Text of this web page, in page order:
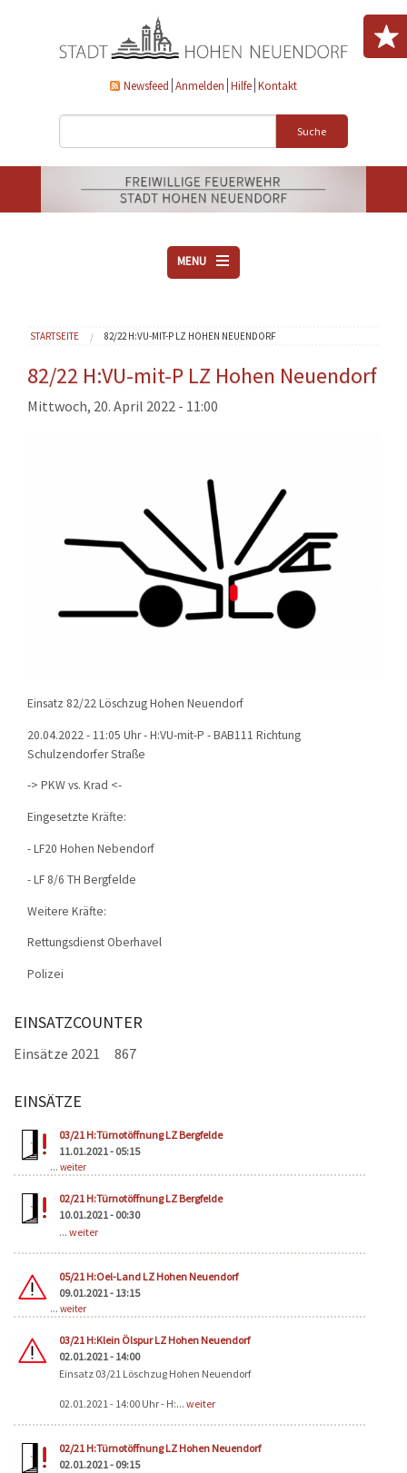
Newsfeed Anmelden Hilfe Kontakt
Suche
MENU
VEREINE
AKTUELLES
DOWNLOADS
EINSÄTZE
Sie sind hier
STARTSEITE 82/22 H:VU-MIT-P LZ HOHEN NEUENDORF
82/22 H:VU-mit-P LZ Hohen Neuendorf
Mittwoch, 20. April 2022 - 11:00
Einsatz 82/22 Löschzug Hohen Neuendorf
20.04.2022 - 11:05 Uhr - H:VU-mit-P - BAB111 Richtung
Schulzendorfer Straße
-> PKW vs. Krad <-
Eingesetzte Kräfte:
- LF20 Hohen Nebendorf
- LF 8/6 TH Bergfelde
Weitere Kräfte:
Rettungsdienst Oberhavel
Polizei
EINSATZCOUNTER
Einsätze 2021 867
EINSÄTZE
03/21 H:Türnotöffnung LZ Bergfelde
11.01.2021 - 05:15
... weiter
02/21 H:Türnotöffnung LZ Bergfelde
10.01.2021 - 00:30
... weiter
05/21 H:Oel-Land LZ Hohen Neuendorf
09.01.2021 - 13:15
... weiter
03/21 H:Klein Ölspur LZ Hohen Neuendorf
02.01.2021 - 14:00
Einsatz 03/21 Löschzug Hohen Neuendorf
02.01.2021 - 14:00 Uhr - H:... weiter
02/21 H:Türnotöffnung LZ Hohen Neuendorf
02.01.2021 - 09:15
Seiten